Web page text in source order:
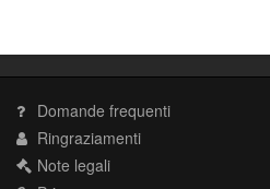
Domande frequenti
Ringraziamenti
Note legali